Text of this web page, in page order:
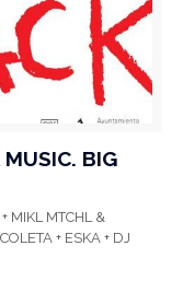
MUSIC. BIG
MIKL MTCHL &
+ ESKA + DJ